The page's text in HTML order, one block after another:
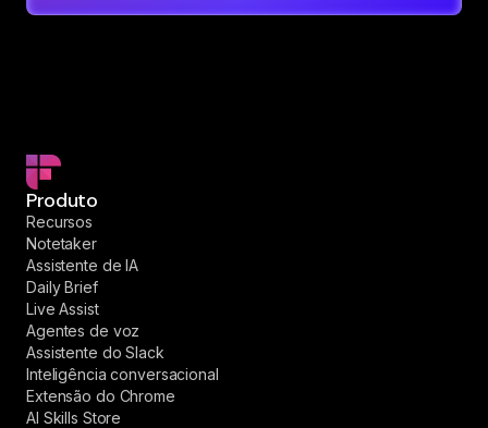
Produto
Recursos
Notetaker
Assistente de IA
Daily Brief
Live Assist
Agentes de voz
Assistente do Slack
Inteligência conversacional
Extensão do Chrome
AI Skills Store